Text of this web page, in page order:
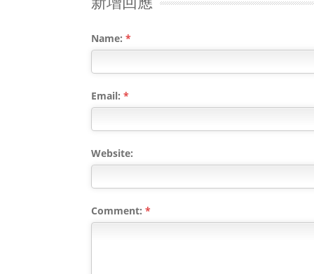
Name: *
Email: *
Website:
Comment: *